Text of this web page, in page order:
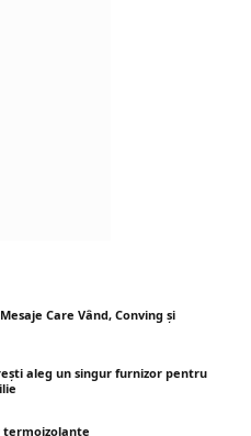
Care Vând, Conving și
aleg un singur furnizor pentru
termoizolante